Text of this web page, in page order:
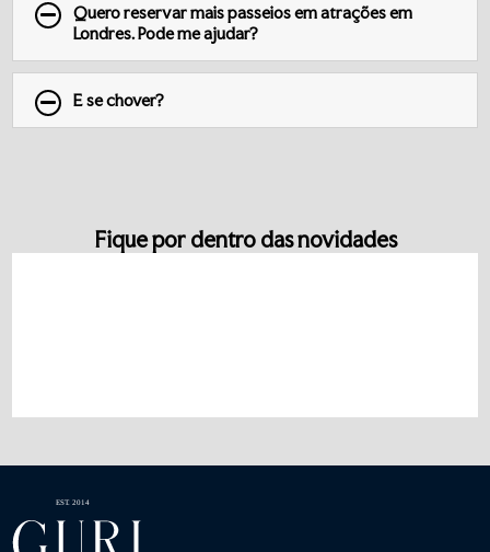
Quero reservar mais passeios em atrações em
Londres. Pode me ajudar?
E se chover?
Fique por dentro das novidades